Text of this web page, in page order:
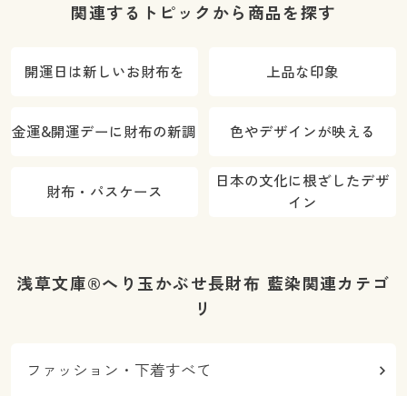
関連するトピックから商品を探す
開運日は新しいお財布を 上品な印象
金運&開運デーに財布の新調 色やデザインが映える
財布・パスケース
日本の文化に根ざしたデザ
イン
浅草文庫®へり玉かぶせ長財布 藍染関連カテゴ
リ
ファッション・下着すべて